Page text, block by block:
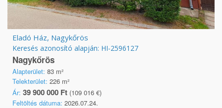
Eladó Ház, Nagykőrös
Keresés azonosító alapján: HI-2596127
Nagykőrös
Alapterület: 83 m²
Telekterület: 226 m²
Ár: 39 900 000 Ft (109 016 €)
Feltöltés dátuma: 2026.07.24.